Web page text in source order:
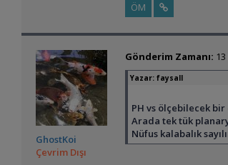
ÖM
GhostKoi
Çevrim Dışı
Gönderim Zamanı:
Yazar:faysall
PH vs ölçebilecek
Arada tek tük
Nüfus kalabalık